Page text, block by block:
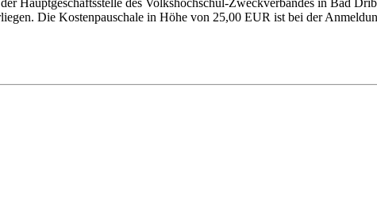
Die Kostenpauschale in Höhe von 25,00 EUR ist bei der